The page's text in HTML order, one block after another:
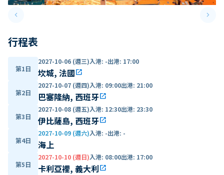
keyboard_arrow_leftPrevious slide keyboard_arrow_right
行程表
第1日
2027-10-06 (週三)入港: -出港: 17:00
坎城, 法國open_in_new
第2日
2027-10-07 (週四)入港: 09:00出港: 21:00
巴塞隆納, 西班牙open_in_new
第3日
2027-10-08 (週五)入港: 12:30出港: 23:30
伊比薩島, 西班牙open_in_new
第4日
2027-10-09 (週六)入港: -出港: -
海上
第5日
2027-10-10 (週日)入港: 08:00出港: 17:00
卡利亞裡, 義大利open_in_new